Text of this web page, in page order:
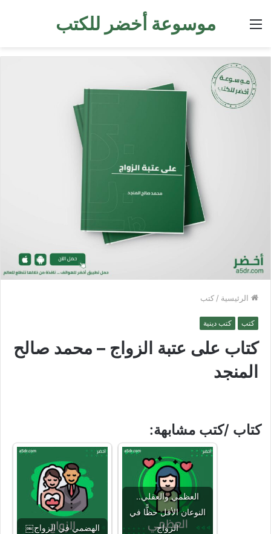
موسوعة أخضر للكتب القائمة
الرئيسية / كتب
كتب كتب دينية
كتاب على عتبة الزواج – محمد صالح
المنجد
كتاب /كتب مشابهة:
الهضمي في الزواج￼
العظمي والعقلي..
النوعان الأقل حظًّا في
الزواج